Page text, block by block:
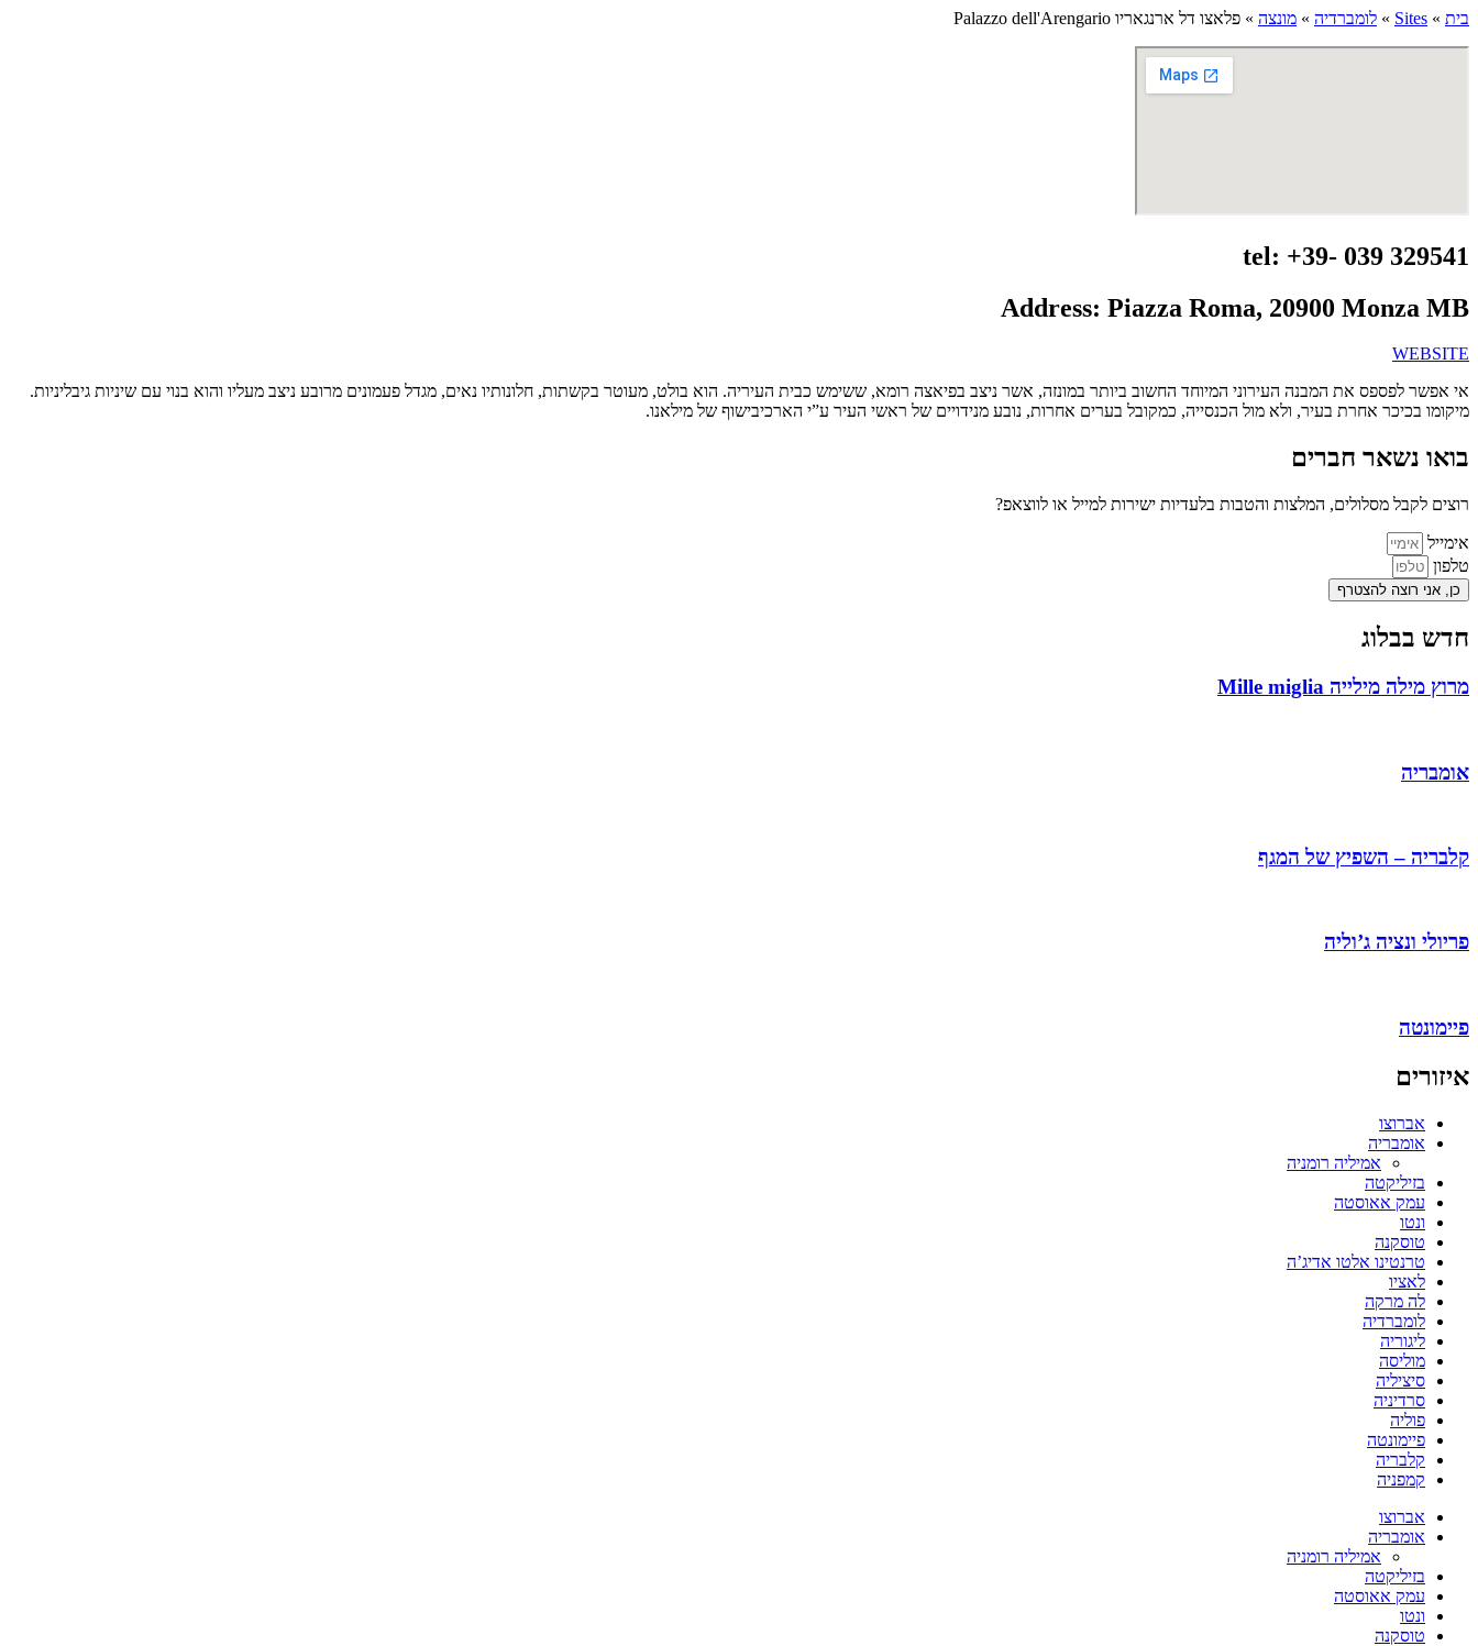
בית »
Sites
» לומברדיה » מונצה » פלאצו דל ארנגאריו Palazzo dell'Arengario
tel: +39- 039 329541
Address: Piazza Roma, 20900 Monza MB
WEBSITE
אי אפשר לפספס את המבנה העירוני המיוחד החשוב ביותר במונזה, אשר ניצב בפיאצה רומא, ששימש כבית העיריה. הוא בולט, מעוטר בקשתות, חלונותיו נאים, מגדל פעמונים מרובע ניצב מעליו והוא בנוי עם שיניות גיבליניות.
מיקומו בכיכר אחרת בעיר, ולא מול הכנסייה, כמקובל בערים אחרות, נובע מנידויים של ראשי העיר ע”י הארכיבישוף של מילאנו.
בואו נשאר חברים
רוצים לקבל מסלולים, המלצות והטבות בלעדיות ישירות למייל או לווצאפ?
אימייל
טלפון
כן, אני רוצה להצטרף
חדש בבלוג
מרוץ מילה מילייה Mille miglia
אומבריה
קלבריה – השפיץ של המגף
פריולי ונציה ג’וליה
פיימונטה
איזורים
אברוצו
אומבריה
אמיליה רומניה
בזיליקטה
עמק אאוסטה
ונטו
טוסקנה
טרנטינו אלטו אדיג’ה
לאציו
לה מרקה
לומברדיה
ליגוריה
מוליסה
סיציליה
סרדיניה
פוליה
פיימונטה
קלבריה
קמפניה
אברוצו
אומבריה
אמיליה רומניה
בזיליקטה
עמק אאוסטה
ונטו
טוסקנה